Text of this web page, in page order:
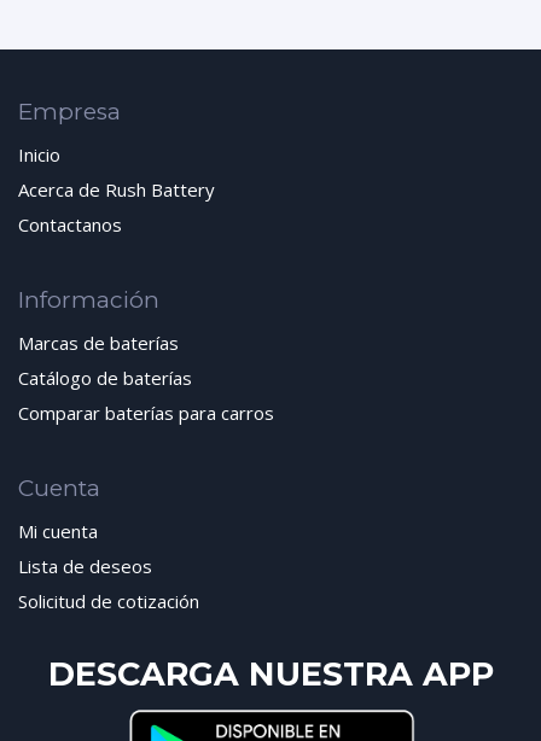
Empresa
Inicio
Acerca de Rush Battery
Contactanos
Información
Marcas de baterías
Catálogo de baterías
Comparar baterías para carros
Cuenta
Mi cuenta
Lista de deseos
Solicitud de cotización
DESCARGA NUESTRA APP